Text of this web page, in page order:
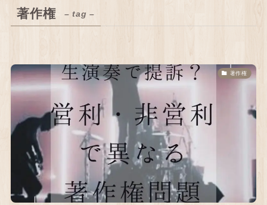
著作権 – tag –
著作権